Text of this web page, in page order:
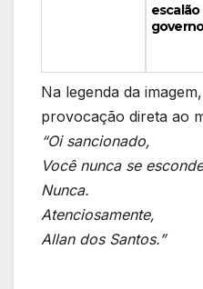
Na legenda da
provocação direta ao
“Oi sancionado,
Você nunca se
Nunca.
Atenciosamente,
Allan dos Santos.”